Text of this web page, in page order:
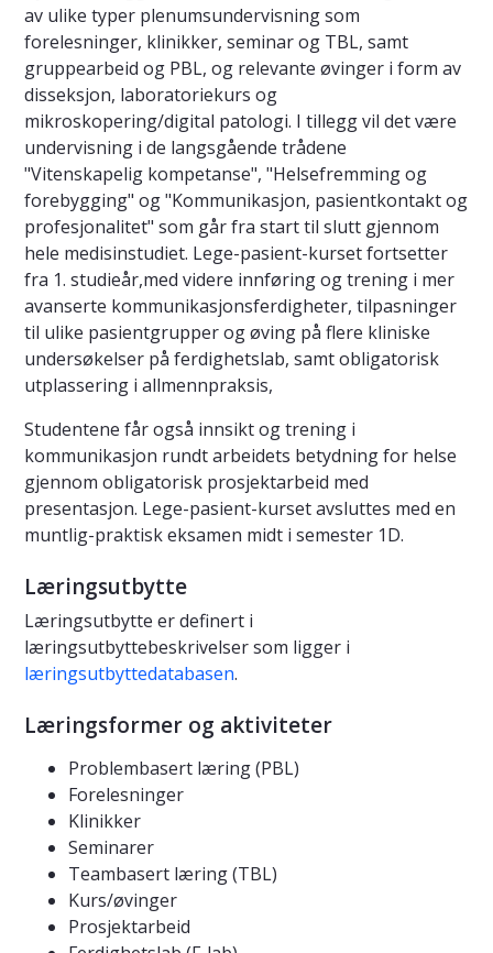
av ulike typer plenumsundervisning som
forelesninger, klinikker, seminar og TBL, samt
gruppearbeid og PBL, og relevante øvinger i form av
disseksjon, laboratoriekurs og
mikroskopering/digital patologi. I tillegg vil det være
undervisning i de langsgående trådene
"Vitenskapelig kompetanse", "Helsefremming og
forebygging" og "Kommunikasjon, pasientkontakt og
profesjonalitet" som går fra start til slutt gjennom
hele medisinstudiet. Lege-pasient-kurset fortsetter
fra 1. studieår,med videre innføring og trening i mer
avanserte kommunikasjonsferdigheter, tilpasninger
til ulike pasientgrupper og øving på flere kliniske
undersøkelser på ferdighetslab, samt obligatorisk
utplassering i allmennpraksis,
Studentene får også innsikt og trening i
kommunikasjon rundt arbeidets betydning for helse
gjennom obligatorisk prosjektarbeid med
presentasjon. Lege-pasient-kurset avsluttes med en
muntlig-praktisk eksamen midt i semester 1D.
Læringsutbytte
Læringsutbytte er definert i
læringsutbyttebeskrivelser som ligger i
læringsutbyttedatabasen.
Læringsformer og aktiviteter
Problembasert læring (PBL)
Forelesninger
Klinikker
Seminarer
Teambasert læring (TBL)
Kurs/øvinger
Prosjektarbeid